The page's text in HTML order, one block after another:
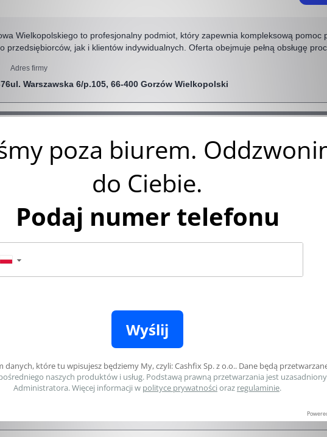
Wielkopolskiego to profesjonalny podmiot, który zapewnia kompleksową pomoc
jak i klientów indywidualnych. Oferta obejmuje pełną obsługę
Adres firmy
ul. Warszawska 6/p.105, 66-400 Gorzów Wielkopolski
Wielkopolski
Wielkopolskiego to profesjonalny podmiot prawny, który do spraw
skrócenia czasu odzyskiwania należności. Oferta obejmuje kompleksową
Liszka
pomoc prawną dla klientów indywidualnych oraz kompleksową obsługę
prawa. Jedną z usług oferowanych przez kancelarię jest windykacja,